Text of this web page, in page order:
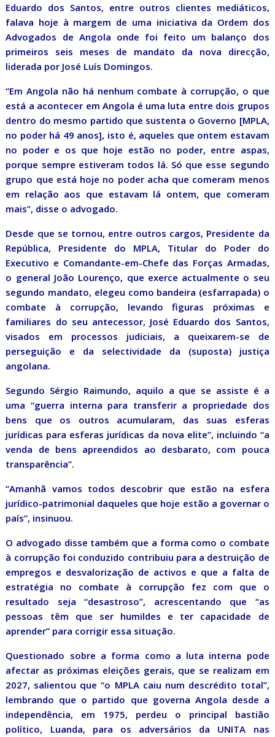
Eduardo dos Santos, entre outros clientes mediáticos,
falava hoje à margem de uma iniciativa da Ordem dos
Advogados de Angola onde foi feito um balanço dos
primeiros seis meses de mandato da nova direcção,
liderada por José Luís Domingos.
“Em Angola não há nenhum combate à corrupção, o que
está a acontecer em Angola é uma luta entre dois grupos
dentro do mesmo partido que sustenta o Governo [MPLA,
no poder há 49 anos], isto é, aqueles que ontem estavam
no poder e os que hoje estão no poder, entre aspas,
porque sempre estiveram todos lá. Só que esse segundo
grupo que está hoje no poder acha que comeram menos
em relação aos que estavam lá ontem, que comeram
mais”, disse o advogado.
Desde que se tornou, entre outros cargos, Presidente da
República, Presidente do MPLA, Titular do Poder do
Executivo e Comandante-em-Chefe das Forças Armadas,
o general João Lourenço, que exerce actualmente o seu
segundo mandato, elegeu como bandeira (esfarrapada) o
combate à corrupção, levando figuras próximas e
familiares do seu antecessor, José Eduardo dos Santos,
visados em processos judiciais, a queixarem-se de
perseguição e da selectividade da (suposta) justiça
angolana.
Segundo Sérgio Raimundo, aquilo a que se assiste é a
uma “guerra interna para transferir a propriedade dos
bens que os outros acumularam, das suas esferas
jurídicas para esferas jurídicas da nova elite”, incluindo “a
venda de bens apreendidos ao desbarato, com pouca
transparência”.
“Amanhã vamos todos descobrir que estão na esfera
jurídico-patrimonial daqueles que hoje estão a governar o
país”, insinuou.
O advogado disse também que a forma como o combate
à corrupção foi conduzido contribuiu para a destruição de
empregos e desvalorização de activos e que a falta de
estratégia no combate à corrupção fez com que o
resultado seja “desastroso”, acrescentando que “as
pessoas têm que ser humildes e ter capacidade de
aprender” para corrigir essa situação.
Questionado sobre a forma como a luta interna pode
afectar as próximas eleições gerais, que se realizam em
2027, salientou que “o MPLA caiu num descrédito total”,
lembrando que o partido que governa Angola desde a
independência, em 1975, perdeu o principal bastião
político, Luanda, para os adversários da UNITA nas